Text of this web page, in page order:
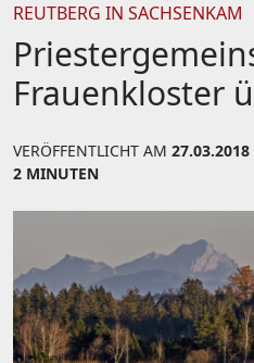
REUTBERG IN SACHSENKAM
Frauenkloster
VERÖFFENTLICHT AM
2 MINUTEN